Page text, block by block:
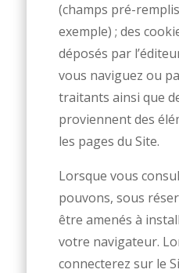
(champs pré-
exemple) ; des
déposés par
vous naviguez ou
traitants ainsi que
proviennent des
les pages du Site.
Lorsque vous
pouvons, sous
être amenés à
votre navigateur.
connecterez sur le